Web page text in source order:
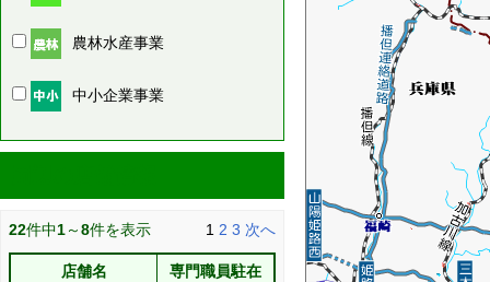
農林水産事業
中小企業事業
22件中1～8件を表示 1 2 3 次へ
店舗名 専門職員駐在